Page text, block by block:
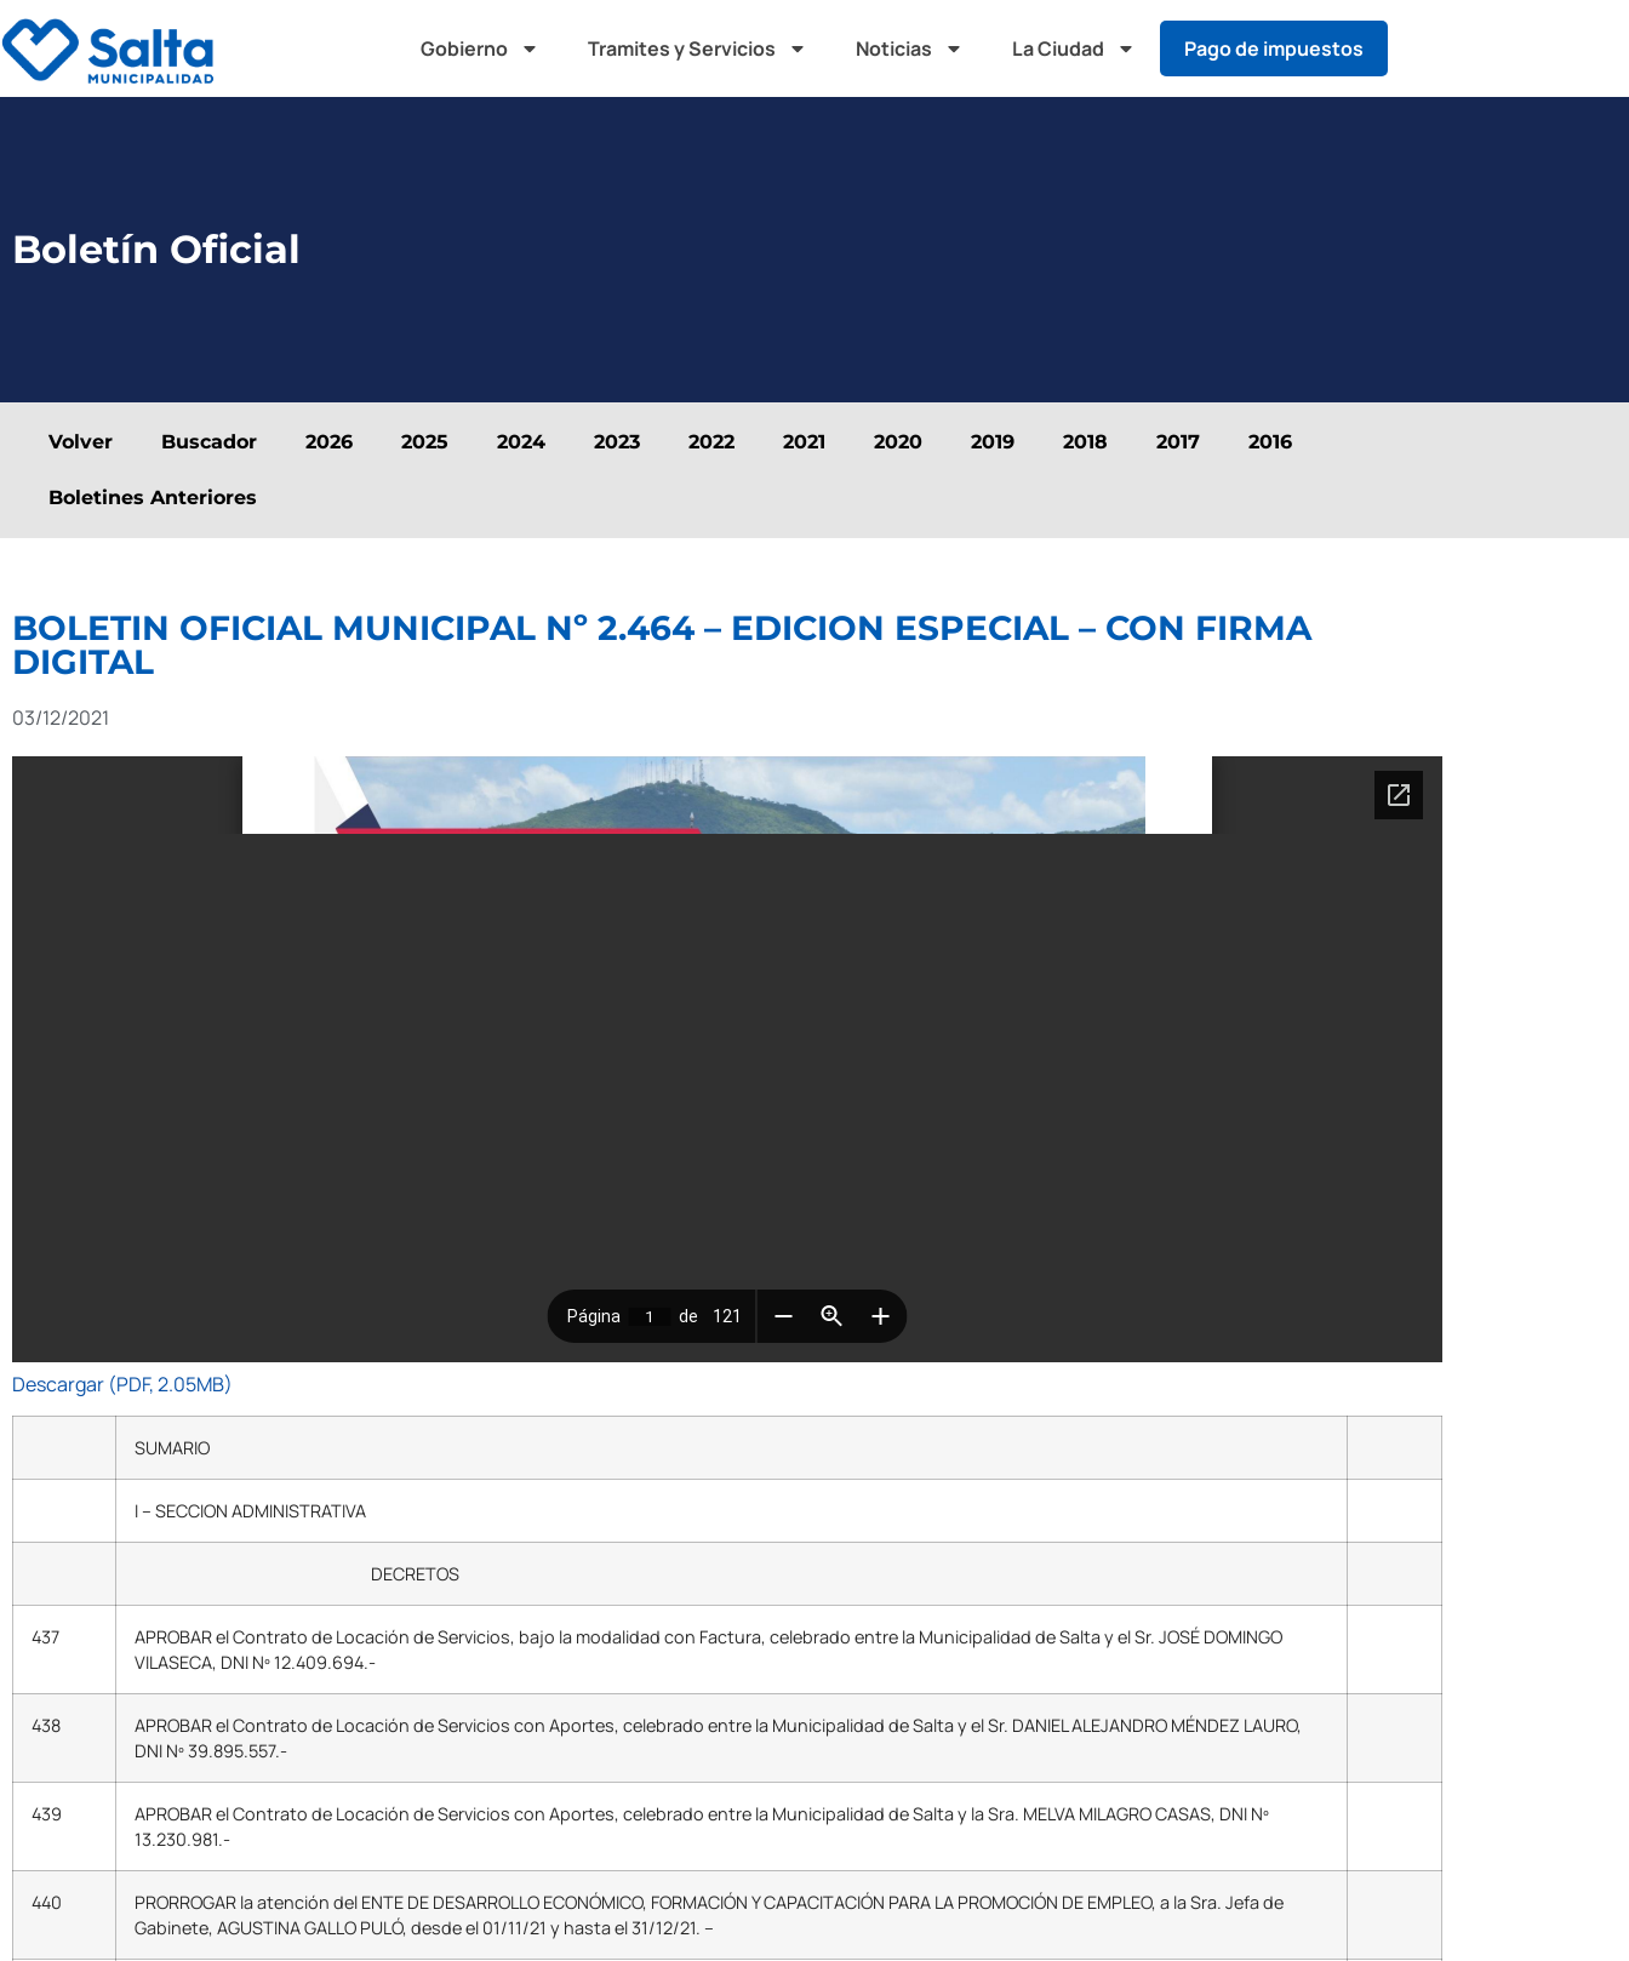
Gobierno Tramites y Servicios Noticias La Ciudad Pago de impuestos
Boletín Oficial
Volver Buscador 2026 2025 2024 2023 2022 2021 2020 2019 2018 2017 2016
Boletines Anteriores
BOLETIN OFICIAL MUNICIPAL Nº 2.464 – EDICION ESPECIAL – CON FIRMA
DIGITAL
03/12/2021
Descargar (PDF, 2.05MB)
SUMARIO
I – SECCION ADMINISTRATIVA
DECRETOS
437
APROBAR el Contrato de Locación de Servicios, bajo la modalidad con Factura, celebrado entre la Municipalidad de Salta y el Sr. JOSÉ DOMINGO
VILASECA, DNI Nº 12.409.694.-
438
APROBAR el Contrato de Locación de Servicios con Aportes, celebrado entre la Municipalidad de Salta y el Sr. DANIEL ALEJANDRO MÉNDEZ LAURO,
DNI Nº 39.895.557.-
439
APROBAR el Contrato de Locación de Servicios con Aportes, celebrado entre la Municipalidad de Salta y la Sra. MELVA MILAGRO CASAS, DNI Nº
13.230.981.-
440
PRORROGAR la atención del ENTE DE DESARROLLO ECONÓMICO, FORMACIÓN Y CAPACITACIÓN PARA LA PROMOCIÓN DE EMPLEO, a la Sra. Jefa de
Gabinete, AGUSTINA GALLO PULÓ, desde el 01/11/21 y hasta el 31/12/21. –